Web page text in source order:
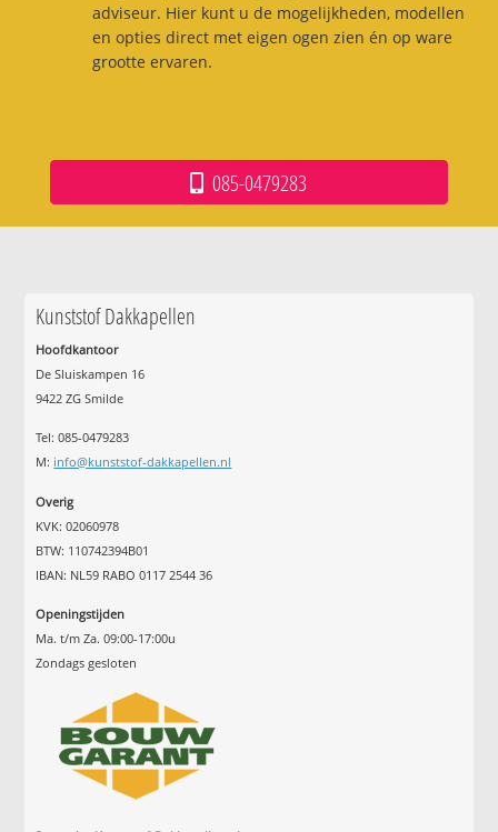
adviseur. Hier kunt u de mogelijkheden, modellen
en opties direct met eigen ogen zien én op ware
grootte ervaren.
085-0479283
Kunststof Dakkapellen
Hoofdkantoor
De Sluiskampen 16
9422 ZG Smilde
Tel: 085-0479283
M: info@kunststof-dakkapellen.nl
Overig
KVK: 02060978
BTW: 110742394B01
IBAN: NL59 RABO 0117 2544 36
Openingstijden
Ma. t/m Za. 09:00-17:00u
Zondags gesloten